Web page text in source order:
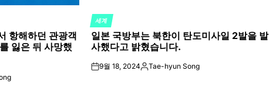
항해하던 관광객
잃은 뒤 사망했
POSTED
IN
세계
일본 국방부는 북한이 탄도미사일 2발을 발
사했다고 밝혔습니다.
on9월 18, 2024Posted
Tae-hyun Song